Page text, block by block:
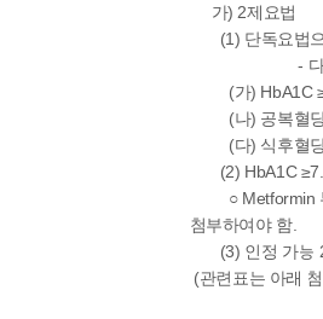
가) 2제요법
(1) 단독요법으
- 다
(가) HbA1C
(나) 공복혈당
(다) 식후혈당
(2) HbA1C
○ Metformin 투
첨부하여야 함.
(3) 인정 가능
(관련표는 아래